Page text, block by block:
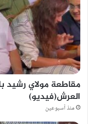
مقاطعة مولاي رشيد
العرش(فيديو)
منذ أسبوعين